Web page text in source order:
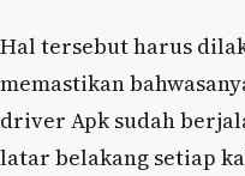
Hal tersebut harus
memastikan
driver Apk sudah
latar belakang setiap